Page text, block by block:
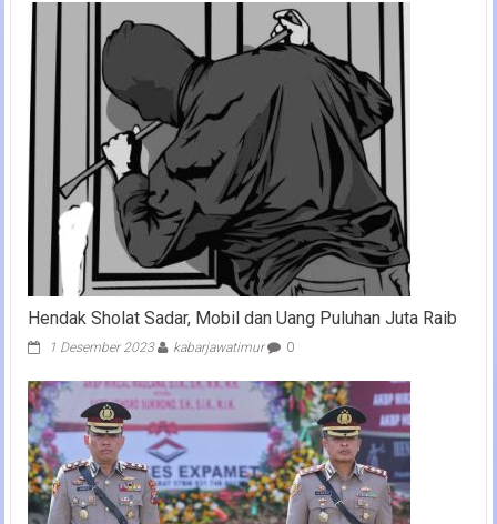
Hendak Sholat Sadar, Mobil dan Uang Puluhan Juta Raib
1 Desember 2023 kabarjawatimur 0